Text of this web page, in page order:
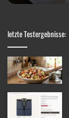
letzte Testergebnisse: